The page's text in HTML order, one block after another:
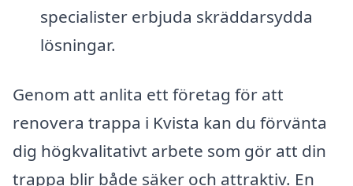
specialister erbjuda skräddarsydda
lösningar.
Genom att anlita ett företag för att
renovera trappa i Kvista kan du förvänta
dig högkvalitativt arbete som gör att din
trappa blir både säker och attraktiv. En